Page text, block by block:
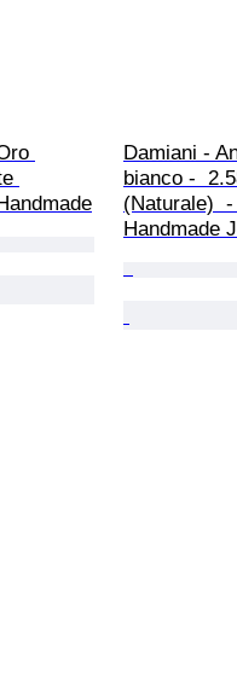
Damiani -
bianco -
(Naturale)
Handmade